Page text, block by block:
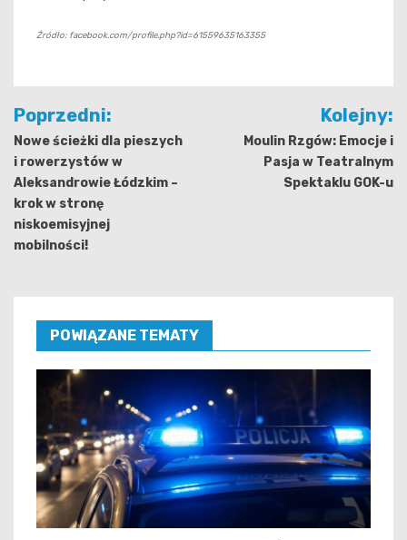
Źródło: facebook.com/profile.php?id=61559635163355
Nawigacja
wpisu
Poprzedni:
Nowe ścieżki dla pieszych
i rowerzystów w
Aleksandrowie Łódzkim –
krok w stronę
niskoemisyjnej
mobilności!
Kolejny:
Moulin Rzgów: Emocje i
Pasja w Teatralnym
Spektaklu GOK-u
POWIĄZANE TEMATY